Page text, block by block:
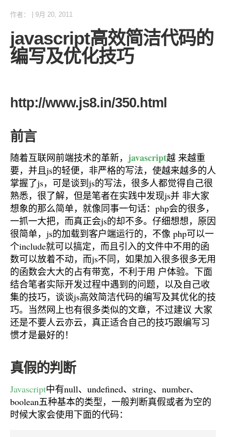
作者： 9月 20, 2011
javascript高效简洁代码的
编写及优化技巧
http://www.js8.in/350.html
前言
随着互联网前端技术的革新， javascript越 来越重
要，并且js的轻便，非严格的写法，使越来越多的人
掌握了js，可是谈到js的写法，很多人都觉得自己很
熟悉，很了解，但是笔者在实践中发现js并 非大家
想象的那么简单，就像同事一句话：php会的很多，
一抓一大把，而真正会js的却不多。仔细想想，原因
很简单，js的加载到客户端运行的，不像 php可以一
个include就可以搞定，而且引入的文件中不用的函
数可以放着不动，而js不同，如果加入很多很多无用
的函数会大大的占有带宽，不利于用 户体验。下面
结合笔者实际开发过程中遇到的问题，以及自己收
集的技巧，谈谈js高效简洁代码的编写及其优化的技
巧。当然网上也有很多类似的文章，不过建议 大家
还是不要人云亦云，真正适合自己的技巧跟编写习
惯才是最好的！
真假的判断
Javascript中有null、undefined、string、number、
boolean五种基本的类型，一般判断真假或者为空的
时候大家会使用下面的代码：